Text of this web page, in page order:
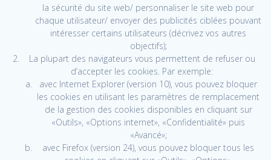
la sécurité du site web/ personnaliser le site web pour
chaque utilisateur/ envoyer des publicités ciblées pouvant
intéresser certains utilisateurs (décrivez vos autres
objectifs);
La plupart des navigateurs vous permettent de refuser ou
d’accepter les cookies. Par exemple:
avec Internet Explorer (version 10), vous pouvez bloquer
les cookies en utilisant les paramètres de remplacement
de la gestion des cookies disponibles en cliquant sur
«Outils», «Options internet», «Confidentialité» puis
«Avancé»;
avec Firefox (version 24), vous pouvez bloquer tous les